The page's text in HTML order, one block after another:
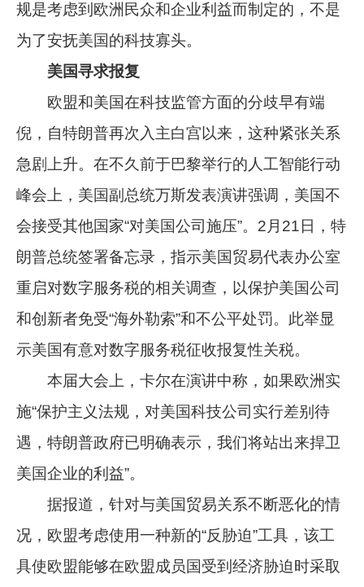
规是考虑到欧洲民众和企业利益而制定的，不是
为了安抚美国的科技寡头。
美国寻求报复
欧盟和美国在科技监管方面的分歧早有端
倪，自特朗普再次入主白宫以来，这种紧张关系
急剧上升。在不久前于巴黎举行的人工智能行动
峰会上，美国副总统万斯发表演讲强调，美国不
会接受其他国家“对美国公司施压”。2月21日，特
朗普总统签署备忘录，指示美国贸易代表办公室
重启对数字服务税的相关调查，以保护美国公司
和创新者免受“海外勒索”和不公平处罚。此举显
示美国有意对数字服务税征收报复性关税。
本届大会上，卡尔在演讲中称，如果欧洲实
施“保护主义法规，对美国科技公司实行差别待
遇，特朗普政府已明确表示，我们将站出来捍卫
美国企业的利益”。
据报道，针对与美国贸易关系不断恶化的情
况，欧盟考虑使用一种新的“反胁迫”工具，该工
具使欧盟能够在欧盟成员国受到经济胁迫时采取